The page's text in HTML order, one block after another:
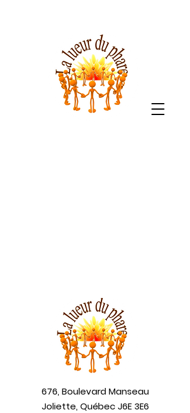
676, Boulevard Manseau
Joliette, Québec J6E 3E6